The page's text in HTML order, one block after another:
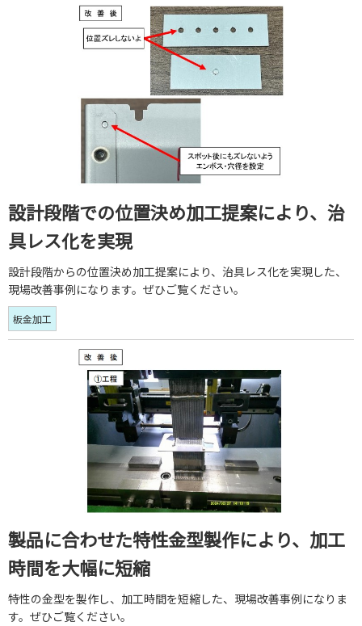
設計段階での位置決め加工提案により、治
具レス化を実現
設計段階からの位置決め加工提案により、治具レス化を実現した、
現場改善事例になります。ぜひご覧ください。
板金加工
製品に合わせた特性金型製作により、加工
時間を大幅に短縮
特性の金型を製作し、加工時間を短縮した、現場改善事例になりま
す。ぜひご覧ください。